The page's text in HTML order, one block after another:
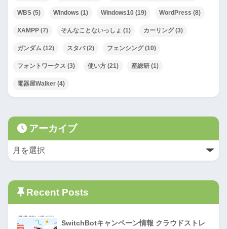
WBS (5) Windows (1) Windows10 (19) WordPress (8)
XAMPP (7) そんなことないっしょ (1) カーリング(3)
ガンダム (12) スタバ(2) フェンシング(10)
フォントワークス (3) 使い方 (21) 産総研 (1)
電器屋Walker (4)
アーカイブ
Recent Posts
SwitchBotキャンペーン情報 クラウドストレ